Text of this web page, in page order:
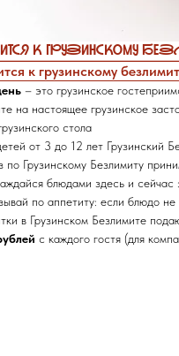
к грузинскому
к грузинскому
– это грузинское
на настоящее грузинское
стола
от 3 до 12 лет Грузинский
по Грузинскому Безлимиту
блюдами здесь и сейчас
по аппетиту: если блюдо
в Грузинском Безлимите
с каждого гостя (для